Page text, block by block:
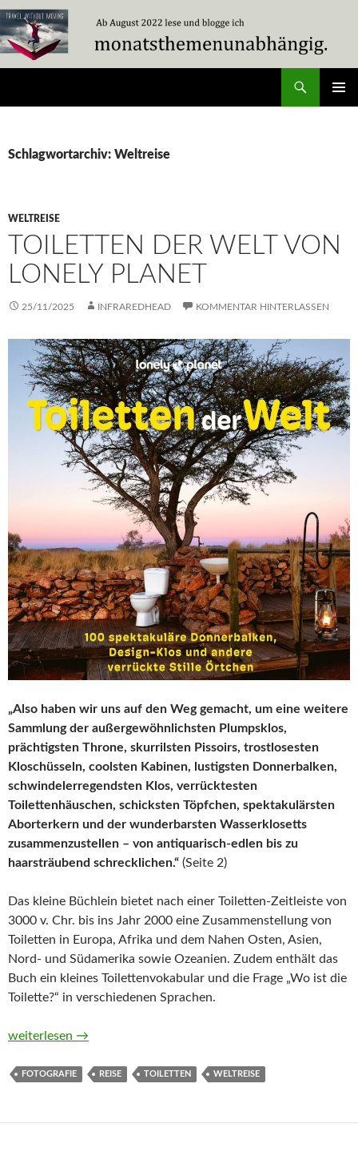
Zum
Inhalt
springen
Schlagwortarchiv: Weltreise
WELTREISE
TOILETTEN DER WELT VON
LONELY PLANET
25/11/2025 INFRAREDHEAD KOMMENTAR HINTERLASSEN
„Also haben wir uns auf den Weg gemacht, um eine weitere
Sammlung der außergewöhnlichsten Plumpsklos,
prächtigsten Throne, skurrilsten Pissoirs, trostlosesten
Kloschüsseln, coolsten Kabinen, lustigsten Donnerbalken,
schwindelerregendsten Klos, verrücktesten
Toilettenhäuschen, schicksten Töpfchen, spektakulärsten
Aborterkern und der wunderbarsten Wasserklosetts
zusammenzustellen – von antiquarisch-edlen bis zu
haarsträubend schrecklichen.“ (Seite 2)
Das kleine Büchlein bietet nach einer Toiletten-Zeitleiste von
3000 v. Chr. bis ins Jahr 2000 eine Zusammenstellung von
Toiletten in Europa, Afrika und dem Nahen Osten, Asien,
Nord- und Südamerika sowie Ozeanien. Zudem enthält das
Buch ein kleines Toilettenvokabular und die Frage „Wo ist die
Toilette?“ in verschiedenen Sprachen.
Toiletten der Welt von Lonely Planet
weiterlesen →
FOTOGRAFIE REISE TOILETTEN WELTREISE